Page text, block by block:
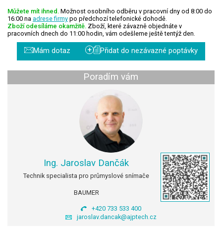
Můžete mít ihned. Možnost osobního odběru v pracovní dny od 8:00 do
16:00 na adrese firmy po předchozí telefonické dohodě.
Zboží odesíláme okamžitě. Zboží, které závazně objednáte v
pracovních dnech do 11:00 hodin, vám odešleme ještě tentýž den.
Mám dotaz + Přidat do nezávazné poptávky
Poradím vám
Ing. Jaroslav Dančák
Technik specialista pro průmyslové snímače
BAUMER
+420 733 533 400
jaroslav.dancak@ajptech.cz